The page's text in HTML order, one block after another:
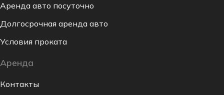
Аренда авто посуточно
Долгосрочная аренда авто
Условия проката
Аренда
Контакты